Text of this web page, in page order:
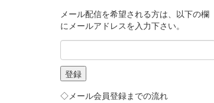
メール配信を希望される方は、以下の欄
にメールアドレスを入力下さい。
◇メール会員登録までの流れ